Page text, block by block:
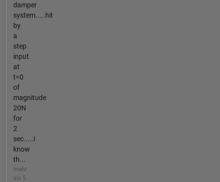
damper
system.....hit
by
a
step
input
at
t=0
of
magnitude
20N
for
2
sec.....I
know
th...
mehr
als 5